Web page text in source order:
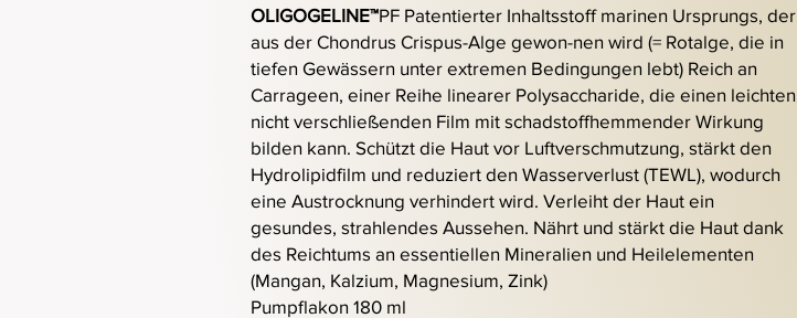
OLIGOGELINE™PF Patentierter Inhaltsstoff marinen Ursprungs, der
aus der Chondrus Crispus-Alge gewon-nen wird (= Rotalge, die in
tiefen Gewässern unter extremen Bedingungen lebt) Reich an
Carrageen, einer Reihe linearer Polysaccharide, die einen leichten,
nicht verschließenden Film mit schadstoffhemmender Wirkung
bilden kann. Schützt die Haut vor Luftverschmutzung, stärkt den
Hydrolipidfilm und reduziert den Wasserverlust (TEWL), wodurch
eine Austrocknung verhindert wird. Verleiht der Haut ein
gesundes, strahlendes Aussehen. Nährt und stärkt die Haut dank
des Reichtums an essentiellen Mineralien und Heilelementen
(Mangan, Kalzium, Magnesium, Zink)
Pumpflakon 180 ml